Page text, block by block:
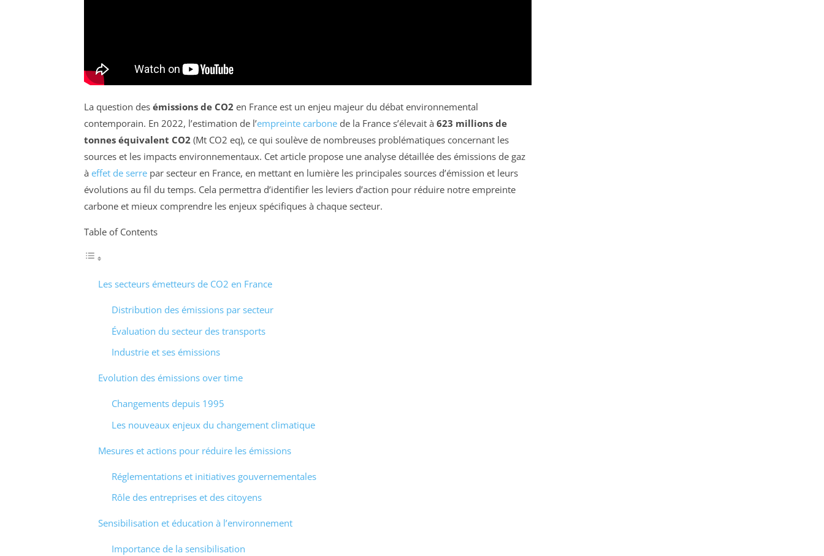
La question des émissions de CO2 en France est un enjeu majeur du débat environnemental
contemporain. En 2022, l’estimation de l’empreinte carbone de la France s’élevait à 623 millions de
tonnes équivalent CO2 (Mt CO2 eq), ce qui soulève de nombreuses problématiques concernant les
sources et les impacts environnementaux. Cet article propose une analyse détaillée des émissions de gaz
à effet de serre par secteur en France, en mettant en lumière les principales sources d’émission et leurs
évolutions au fil du temps. Cela permettra d’identifier les leviers d’action pour réduire notre empreinte
carbone et mieux comprendre les enjeux spécifiques à chaque secteur.
Table of Contents
Les secteurs émetteurs de CO2 en France
Distribution des émissions par secteur
Évaluation du secteur des transports
Industrie et ses émissions
Evolution des émissions over time
Changements depuis 1995
Les nouveaux enjeux du changement climatique
Mesures et actions pour réduire les émissions
Réglementations et initiatives gouvernementales
Rôle des entreprises et des citoyens
Sensibilisation et éducation à l’environnement
Importance de la sensibilisation